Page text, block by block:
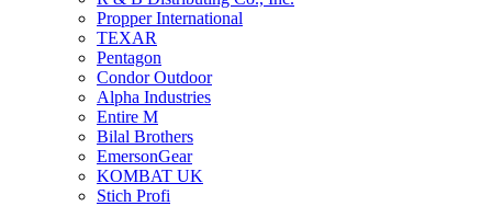
Propper International
TEXAR
Pentagon
Condor Outdoor
Alpha Industries
Entire M
Bilal Brothers
EmersonGear
KOMBAT UK
Stich Profi